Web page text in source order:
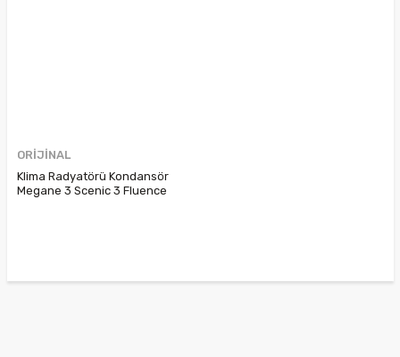
ORİJİNAL
Klima Radyatörü Kondansör
Megane 3 Scenic 3 Fluence